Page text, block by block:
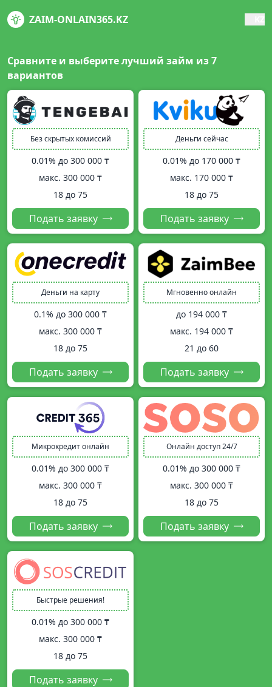
ZAIM-ONLAIN365.KZ
Сравните и выберите лучший займ из7
вариантов
Без скрытых комиссий
0.01% до 300 000 ₸
макс. 300 000 ₸
18 до 75
Подать заявку
Деньги сейчас
0.01% до 170 000 ₸
макс. 170 000 ₸
18 до 75
Подать заявку
Деньги на карту
0.1% до 300 000 ₸
макс. 300 000 ₸
18 до 75
Подать заявку
Мгновенно онлайн
до 194 000 ₸
макс. 194 000 ₸
21 до 60
Подать заявку
Микрокредит онлайн
0.01% до 300 000 ₸
макс. 300 000 ₸
18 до 75
Подать заявку
Онлайн доступ 24/7
0.01% до 300 000 ₸
макс. 300 000 ₸
18 до 75
Подать заявку
Быстрые решения!
0.01% до 300 000 ₸
макс. 300 000 ₸
18 до 75
Подать заявку